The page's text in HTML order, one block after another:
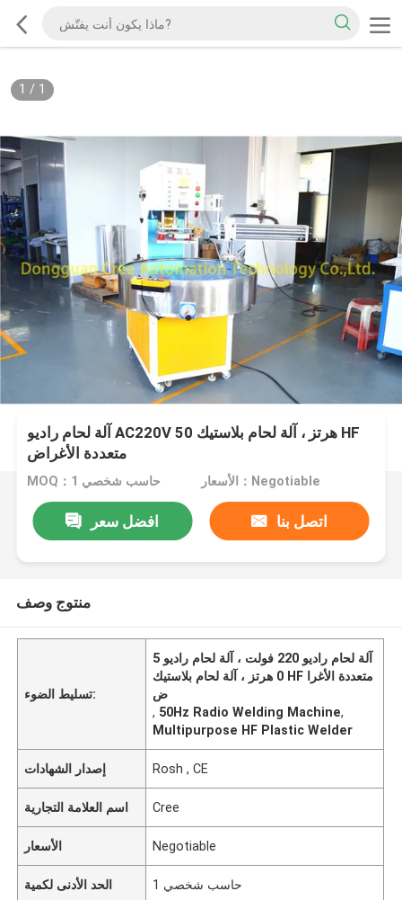
1 / 1
آلة لحام راديو AC220V 50 هرتز ، آلة لحام بلاستيك HF
متعددة الأغراض
MOQ：حاسب شخصي 1 الأسعار：Negotiable
افضل سعر اتصل بنا
منتوج وصف
تسليط الضوء:
آلة لحام راديو 220 فولت ، آلة لحام راديو 5
0 هرتز ، آلة لحام بلاستيك HF متعددة الأغرا
ض
, 50Hz Radio Welding Machine,
Multipurpose HF Plastic Welder
إصدار الشهادات Rosh , CE
اسم العلامة التجارية Cree
الأسعار Negotiable
الحد الأدنى لكمية حاسب شخصي 1